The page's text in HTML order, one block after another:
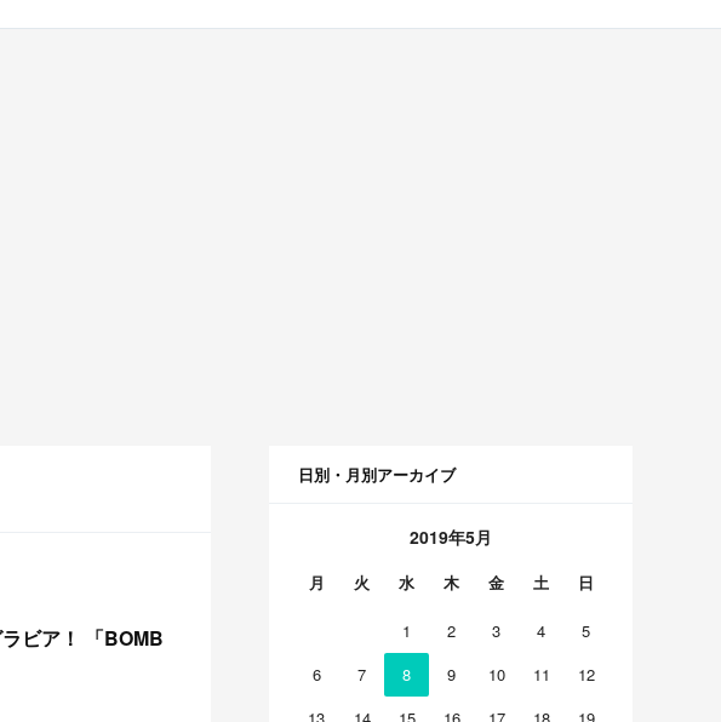
28発売！
売！
ビア！ 「BOMB
日別・月別アーカイブ
2019年5月
月 火 水 木 金 土 日
1 2 3 4
5
6
7 8 9 10 11
12